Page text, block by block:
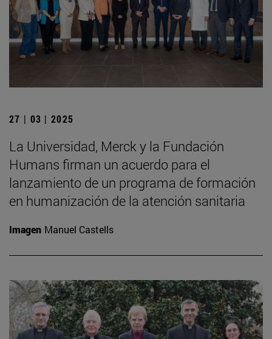
27 | 03 | 2025
La Universidad, Merck y la Fundación
Humans firman un acuerdo para el
lanzamiento de un programa de formación
en humanización de la atención sanitaria
Imagen Manuel Castells